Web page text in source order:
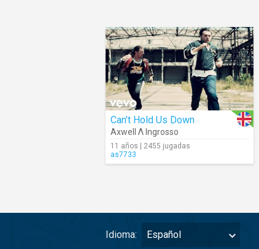
Can’t Hold Us Down
Axwell Λ Ingrosso
11 años | 2455 jugadas
as7733
Idioma: Español